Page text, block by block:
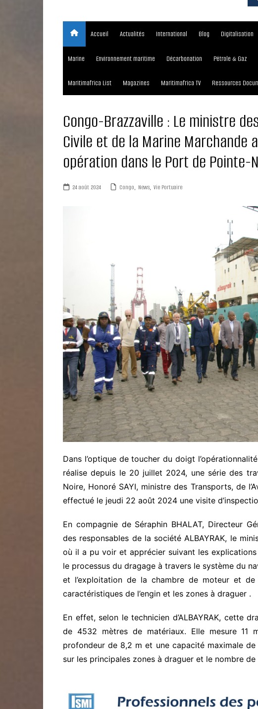
Accueil Actualités International Blog Digitalisation
Marine Environnement maritime Décarbonation Pétrole & Gaz
Maritimafrica List Magazines Maritimafrica TV Ressources
Congo-Brazzaville : Le ministre
Civile et de la Marine Marchande
opération dans le Port de Pointe-
24 août 2024 Congo, News, Vie Portuaire
Dans l’optique de toucher du doigt
réalise depuis le 20 juillet 2024, une série des
Noire, Honoré SAYI, ministre des Transports, de
effectué le jeudi 22 août 2024 une visite
En compagnie de Séraphin BHALAT, Directeur
des responsables de la société ALBAYRAK, le
où il a pu voir et apprécier suivant les
le processus du dragage à travers le système du
et l’exploitation de la chambre de moteur et
caractéristiques de l’engin et les zones à draguer .
En effet, selon le technicien d’ALBAYRAK, cette
de 4532 mètres de matériaux. Elle mesure
profondeur de 8,2 m et une capacité maximale
sur les principales zones à draguer et le nombre de